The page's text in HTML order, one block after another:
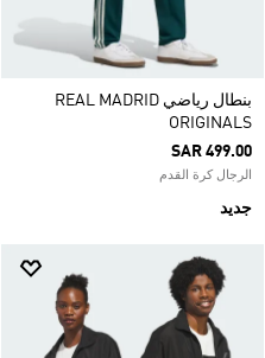
بنطال رياضي REAL MADRID
ORIGINALS
SAR 499.00
الرجال كرة القدم
جديد